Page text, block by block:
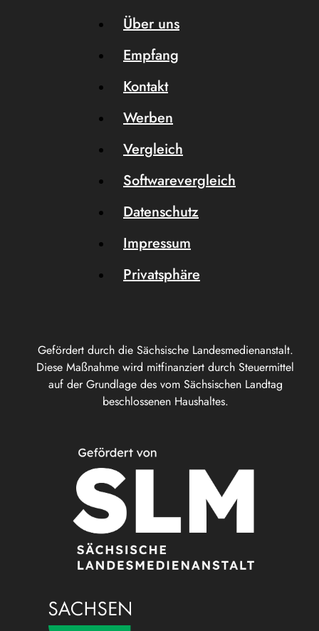
Gefördert durch die Sächsische Landesmedienanstalt.
Diese Maßnahme wird mitfinanziert durch Steuermittel
auf der Grundlage des vom Sächsischen Landtag
beschlossenen Haushaltes.
Über uns
Empfang
Kontakt
Werben
Vergleich
Softwarevergleich
Datenschutz
Impressum
Privatsphäre